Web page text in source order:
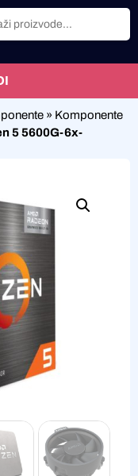
» Komponente
5 5600G-6x-